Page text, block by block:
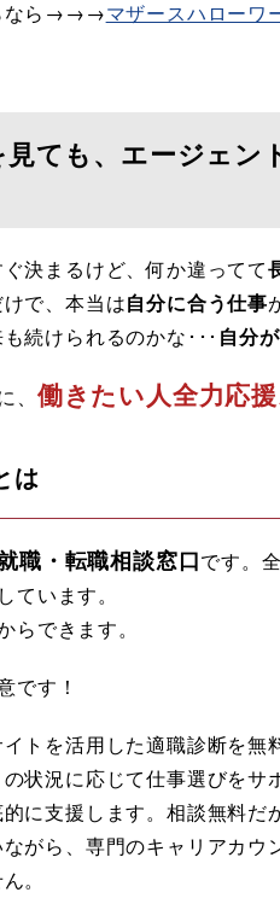
なら→→→​マザースハローワ
ても、エージェン
決まるけど、何か違ってて
で、本当は自分に合う仕事
続けられるのかな･･･ 自分
、 働きたい人全力応
は
職・転職相談窓口です。
ています。
らできます。
です！
トを活用した適職診断を
状況に応じて仕事選びをサ
に支援します。相談無料だ
がら、専門のキャリアカ
。